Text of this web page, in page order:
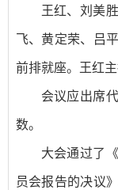
王红、刘美
飞、黄定荣、吕
前排就座。王红主
会议应出席
数。
大会通过了
员会报告的决议